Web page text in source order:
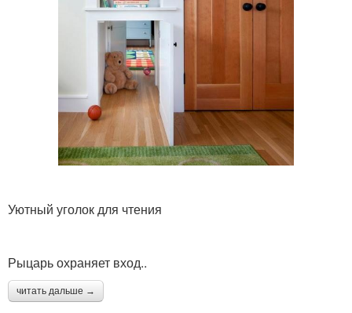
Уютный уголок для чтения
Рыцарь охраняет вход..
читать дальше →